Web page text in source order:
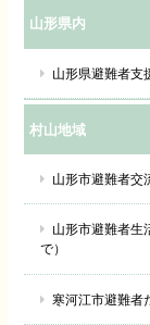
山形県内
山形県避難者支
村山地域
山形市避難者交
山形市避難者生
で）
寒河江市避難者